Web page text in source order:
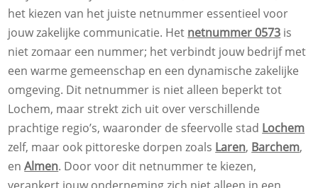
het kiezen van het juiste netnummer essentieel voor
jouw zakelijke communicatie. Het netnummer 0573 is
niet zomaar een nummer; het verbindt jouw bedrijf met
een warme gemeenschap en een dynamische zakelijke
omgeving. Dit netnummer is niet alleen beperkt tot
Lochem, maar strekt zich uit over verschillende
prachtige regio’s, waaronder de sfeervolle stad Lochem
zelf, maar ook pittoreske dorpen zoals Laren, Barchem,
enAlmen. Door voor dit netnummer te kiezen,